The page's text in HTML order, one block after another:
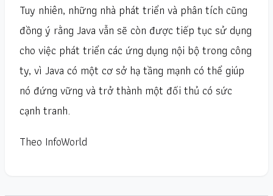
Tuy nhiên, những nhà phát triển và phân tích cũng
đồng ý rằng Java vẫn sẽ còn được tiếp tục sử dụng
cho việc phát triển các ứng dụng nội bộ trong công
ty, vì Java có một cơ sở hạ tầng mạnh có thể giúp
nó đứng vững và trở thành một đối thủ có sức
cạnh tranh.
Theo InfoWorld